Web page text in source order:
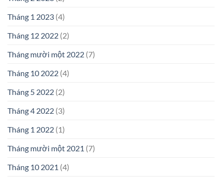
Tháng 1 2023 (4)
Tháng 12 2022 (2)
Tháng mười một 2022 (7)
Tháng 10 2022 (4)
Tháng 5 2022 (2)
Tháng 4 2022 (3)
Tháng 1 2022 (1)
Tháng mười một 2021 (7)
Tháng 10 2021 (4)